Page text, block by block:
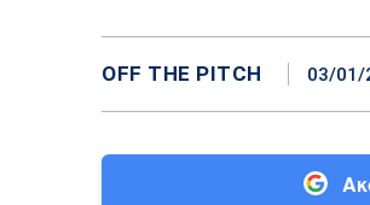
OFF THE PITCH 03/01/